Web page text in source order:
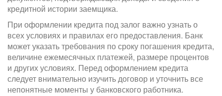
кредитной истории заемщика.
При оформлении кредита под залог важно узнать о
всех условиях и правилах его предоставления. Банк
может указать требования по сроку погашения кредита,
величине ежемесячных платежей, размере процентов
и других условиях. Перед оформлением кредита
следует внимательно изучить договор и уточнить все
непонятные моменты у банковского работника.